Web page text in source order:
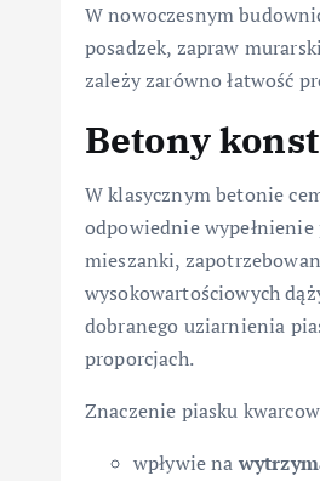
W nowoczesnym
posadzek, zapraw
zależy zarówno łatwość
Betony
W klasycznym betonie
odpowiednie
mieszanki,
wysokowartościowych
dobranego uziarnienia
proporcjach.
Znaczenie piasku
wpływie na